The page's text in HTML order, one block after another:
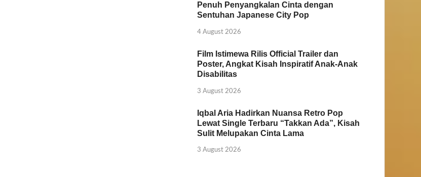
Penuh Penyangkalan Cinta dengan
Sentuhan Japanese City Pop
4 August 2026
Film Istimewa Rilis Official Trailer dan
Poster, Angkat Kisah Inspiratif Anak-Anak
Disabilitas
3 August 2026
Iqbal Aria Hadirkan Nuansa Retro Pop
Lewat Single Terbaru “Takkan Ada”, Kisah
Sulit Melupakan Cinta Lama
3 August 2026